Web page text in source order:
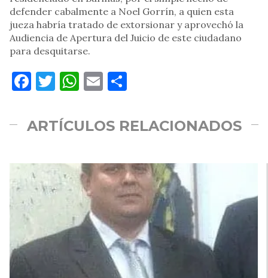
defender cabalmente a Noel Gorrín, a quien esta
jueza habría tratado de extorsionar y aprovechó la
Audiencia de Apertura del Juicio de este ciudadano
para desquitarse.
Facebook
Twitter
WhatsApp
Email
ARTÍCULOS RELACIONADOS